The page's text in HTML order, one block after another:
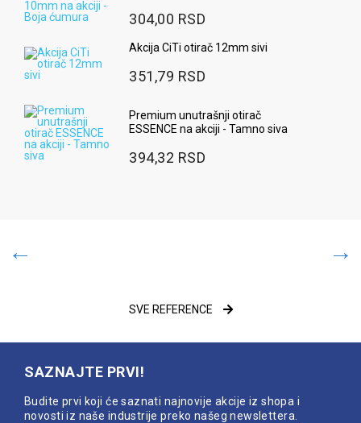
304,00 RSD
Akcija CiTi otirač 12mm sivi
351,79 RSD
Premium unutrašnji otirač
ESSENCE na akciji - Tamno siva
394,32 RSD
SVE REFERENCE
SAZNAJTE PRVI!
Budite prvi koji će saznati najnovije akcije iz shopa i
novosti iz naše industrije preko našeg newslettera.